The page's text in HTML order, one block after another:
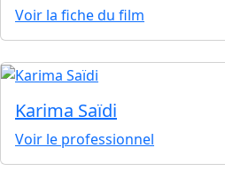
Voir la fiche du film
Karima Saïdi
Voir le professionnel